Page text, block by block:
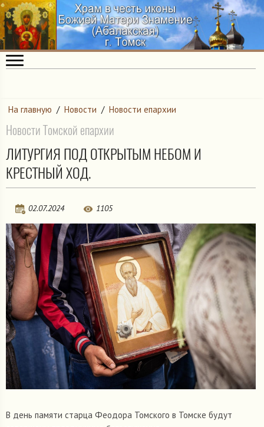
На главную / Новости / Новости епархии
Новости Томской епархии
ЛИТУРГИЯ ПОД ОТКРЫТЫМ НЕБОМ И
КРЕСТНЫЙ ХОД.
02.07.2024 1105
В день памяти старца Феодора Томского в Томске будут